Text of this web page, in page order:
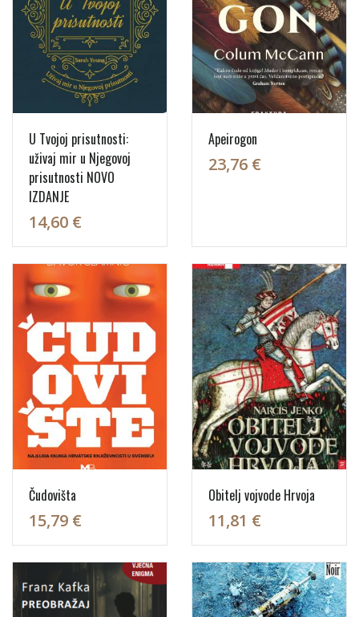
U Tvojoj prisutnosti:
uživaj mir u Njegovoj
prisutnosti NOVO
IZDANJE
14,60 €
Apeirogon
23,76 €
Čudovišta
15,79 €
Obitelj vojvode Hrvoja
11,81 €